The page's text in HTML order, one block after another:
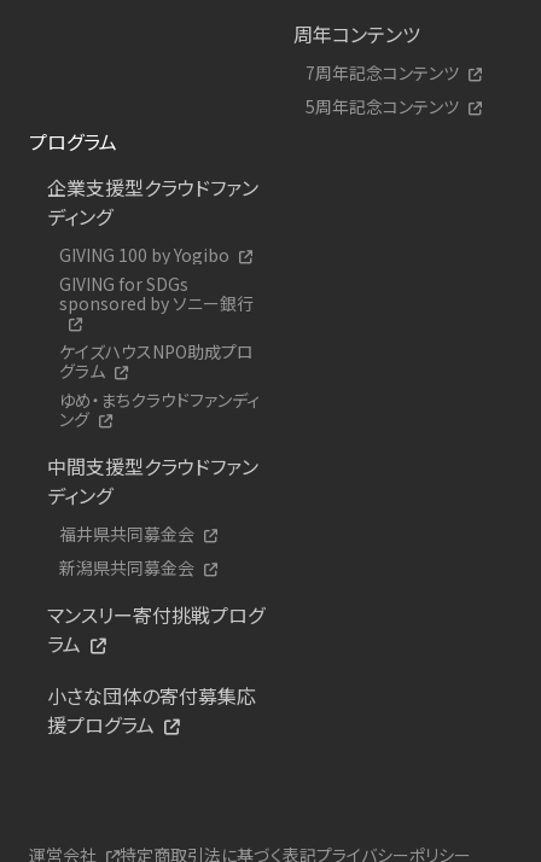
周年コンテンツ
7周年記念コンテンツ
5周年記念コンテンツ
プログラム
企業支援型クラウドファン
ディング
GIVING 100 by Yogibo
GIVING for SDGs
sponsored by ソニー銀行
ケイズハウスNPO助成プロ
グラム
ゆめ・まちクラウドファンディ
ング
中間支援型クラウドファン
ディング
福井県共同募金会
新潟県共同募金会
マンスリー寄付挑戦プログ
ラム
小さな団体の寄付募集応
援プログラム
運営会社 特定商取引法に基づく表記プライバシーポリシー